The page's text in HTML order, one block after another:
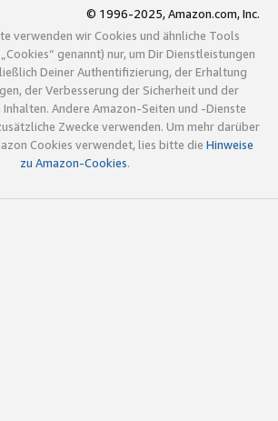
© 1996-2025, Amazon.com, Inc.
verwenden wir Cookies und ähnliche Tools
genannt) nur, um Dir Dienstleistungen
Deiner Authentifizierung, der Erhaltung
der Verbesserung der Sicherheit und der
Andere Amazon-Seiten und -Dienste
Zwecke verwenden. Um mehr darüber
Cookies verwendet, lies bitte die Hinweise
zu Amazon-Cookies.